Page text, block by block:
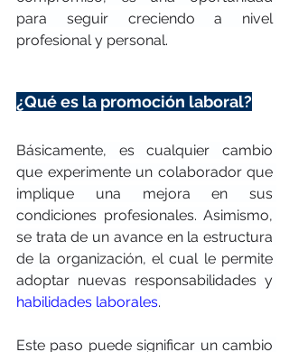
para seguir creciendo a nivel
profesional y personal.
¿Qué es la promoción laboral?
Básicamente, es cualquier cambio
que experimente un colaborador que
implique una mejora en sus
condiciones profesionales. Asimismo,
se trata de un avance en la estructura
de la organización, el cual le permite
habilidades laborales.
Este paso puede significar un cambio